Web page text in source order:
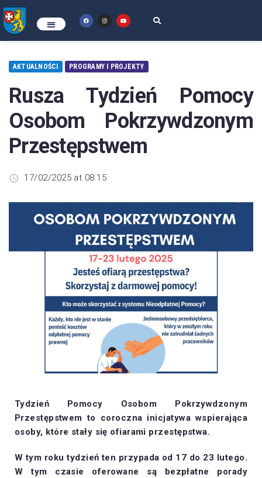
AKTUALNOŚCI PROGRAMY I PROJEKTY
Rusza Tydzień Pomocy
Osobom Pokrzywdzonym
Przestępstwem
17/02/2025 at 08:15
Tydzień Pomocy Osobom Pokrzywdzonym
Przestępstwem to coroczna inicjatywa wspierająca
osoby, które stały się ofiarami przestępstwa.
W tym roku tydzień ten przypada od 17 do 23 lutego.
W tym czasie oferowane są bezpłatne porady